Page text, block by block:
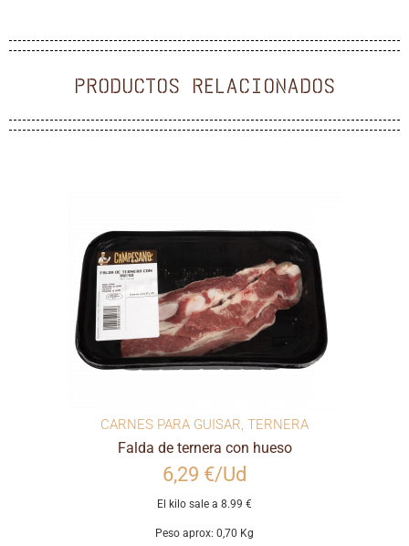
PRODUCTOS RELACIONADOS
CARNES PARA GUISAR TERNERA
Falda de ternera con hueso
6,29 €/Ud
El kilo sale a 8.99 €
Peso aprox: 0,70 Kg